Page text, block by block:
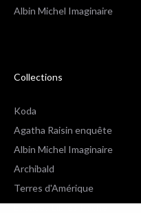
Albin Michel Imaginaire
Collections
Koda
Agatha Raisin enquête
Albin Michel Imaginaire
Archibald
Terres d'Amérique
Espaces Libres Poche